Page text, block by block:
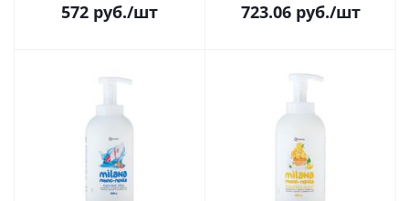
572 руб./шт 723.06руб./шт